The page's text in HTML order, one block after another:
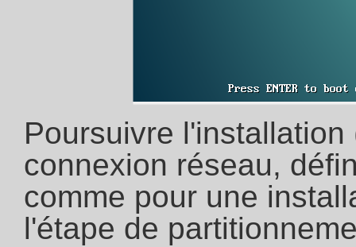
Poursuivre
connexion réseau,
comme pour une
l'étape de